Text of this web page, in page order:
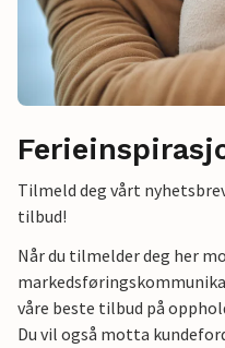
Tilmeld deg vårt
tilbud!
Når du tilmelder deg her
våre beste tilbud på
Du vil også motta